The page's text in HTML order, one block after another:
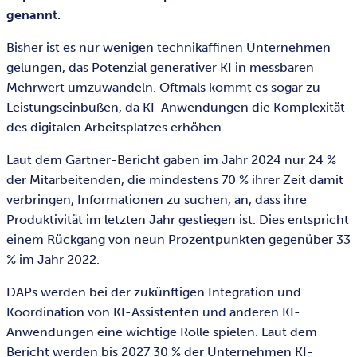
genannt.
Bisher ist es nur wenigen technikaffinen Unternehmen
gelungen, das Potenzial generativer KI in messbaren
Mehrwert umzuwandeln. Oftmals kommt es sogar zu
Leistungseinbußen, da KI-Anwendungen die Komplexität
des digitalen Arbeitsplatzes erhöhen.
Laut dem Gartner-Bericht gaben im Jahr 2024 nur 24 %
der Mitarbeitenden, die mindestens 70 % ihrer Zeit damit
verbringen, Informationen zu suchen, an, dass ihre
Produktivität im letzten Jahr gestiegen ist. Dies entspricht
einem Rückgang von neun Prozentpunkten gegenüber 33
% im Jahr 2022.
DAPs werden bei der zukünftigen Integration und
Koordination von KI-Assistenten und anderen KI-
Anwendungen eine wichtige Rolle spielen. Laut dem
Bericht werden bis 2027 30 % der Unternehmen KI-